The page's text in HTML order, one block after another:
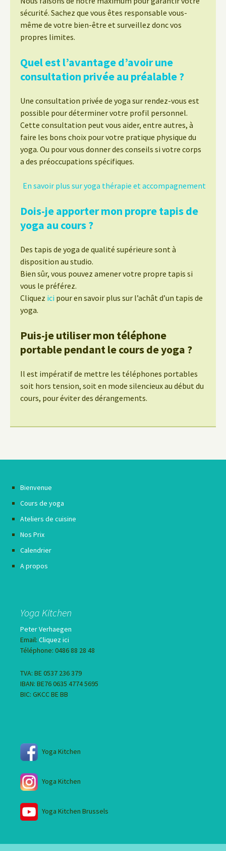
sécurité. Sachez que vous êtes responsable vous-
même de votre bien-être et surveillez donc vos
propres limites.
Quel est l’avantage d’avoir une
consultation privée au préalable ?
Une consultation privée de yoga sur rendez-vous est
possible pour déterminer votre profil personnel.
Cette consultation peut vous aider, entre autres, à
faire les bons choix pour votre pratique physique du
yoga. Ou pour vous donner des conseils si votre corps
a des préoccupations spécifiques.
En savoir plus sur yoga thérapie et accompagnement
Dois-je apporter mon propre tapis de
yoga au cours ?
Des tapis de yoga de qualité supérieure sont à
disposition au studio.
Bien sûr, vous pouvez amener votre propre tapis si
vous le préférez.
Cliquez ici pour en savoir plus sur l’achât d’un tapis de
yoga.
Puis-je utiliser mon téléphone
portable pendant le cours de yoga ?
Il est impératif de mettre les téléphones portables
soit hors tension, soit en mode silencieux au début du
cours, pour éviter des dérangements.
Bienvenue
Cours de yoga
Ateliers de cuisine
Nos Prix
Calendrier
A propos
Yoga Kitchen
Peter Verhaegen
Email: Cliquez ici
Téléphone: 0486 88 28 48
TVA: BE 0537 236 379
IBAN: BE76 0635 4774 5695
BIC: GKCC BE BB
Yoga Kitchen
Yoga Kitchen
Yoga Kitchen Brussels